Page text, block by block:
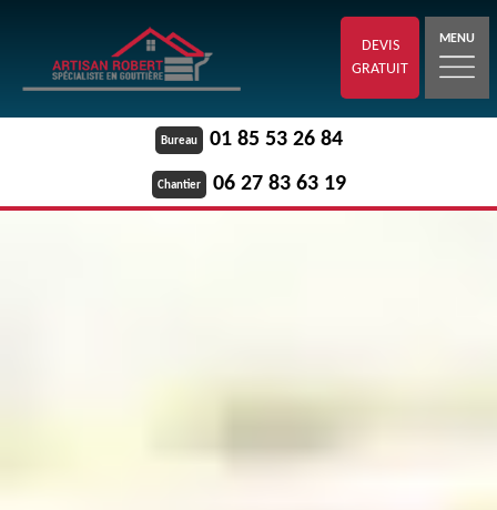
DEVIS
GRATUIT
MENU
Bureau 01 85 53 26 84
Chantier 06 27 83 63 19